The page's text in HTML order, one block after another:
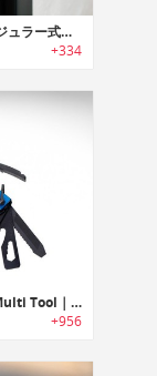
Keyport Slide3.0｜モジュラー式マルチキーツール「キーポートスライド3.0」
+334
FMS Stainless Steel Multi Tool｜緊急時やサバイバルに最適なステンレス製マルチツール
+956